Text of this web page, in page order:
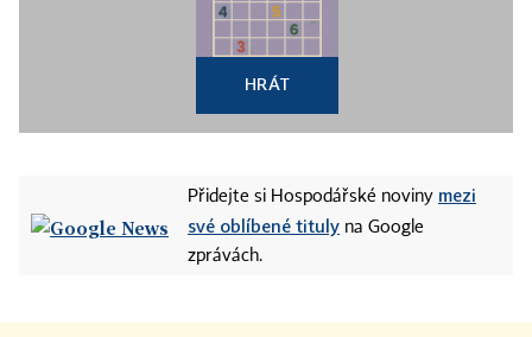
HRÁT
Přidejte si Hospodářské noviny mezi
své oblíbené tituly na Google
zprávách.